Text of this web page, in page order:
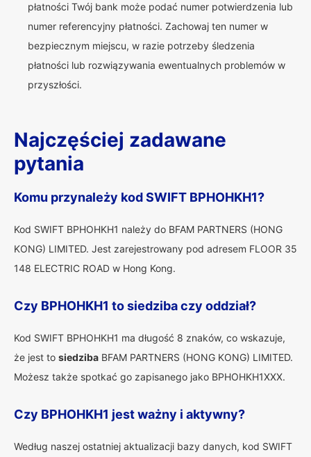
płatności Twój bank może podać numer potwierdzenia lub
numer referencyjny płatności. Zachowaj ten numer w
bezpiecznym miejscu, w razie potrzeby śledzenia
płatności lub rozwiązywania ewentualnych problemów w
przyszłości.
Najczęściej zadawane
pytania
Komu przynależy kod SWIFT BPHOHKH1?
Kod SWIFT BPHOHKH1 należy do BFAM PARTNERS (HONG
KONG) LIMITED. Jest zarejestrowany pod adresem FLOOR 35
148 ELECTRIC ROAD w Hong Kong.
Czy BPHOHKH1 to siedziba czy oddział?
Kod SWIFT BPHOHKH1 ma długość 8 znaków, co wskazuje,
że jest to siedziba BFAM PARTNERS (HONG KONG) LIMITED.
Możesz także spotkać go zapisanego jako BPHOHKH1XXX.
Czy BPHOHKH1 jest ważny i aktywny?
Według naszej ostatniej aktualizacji bazy danych, kod SWIFT